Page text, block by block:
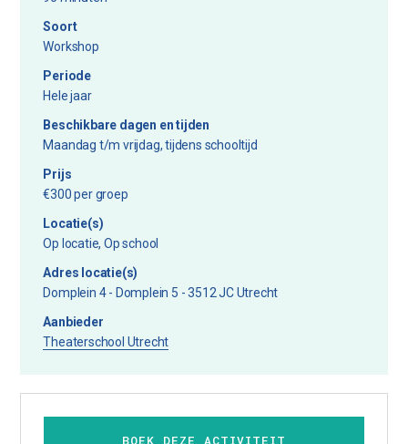
Soort
Workshop
Periode
Hele jaar
Beschikbare dagen en tijden
Maandag t/m vrijdag, tijdens schooltijd
Prijs
€300 per groep
Locatie(s)
Op locatie, Op school
Adres locatie(s)
Domplein 4 - Domplein 5 - 3512 JC Utrecht
Aanbieder
Theaterschool Utrecht
BOEK DEZE ACTIVITEIT